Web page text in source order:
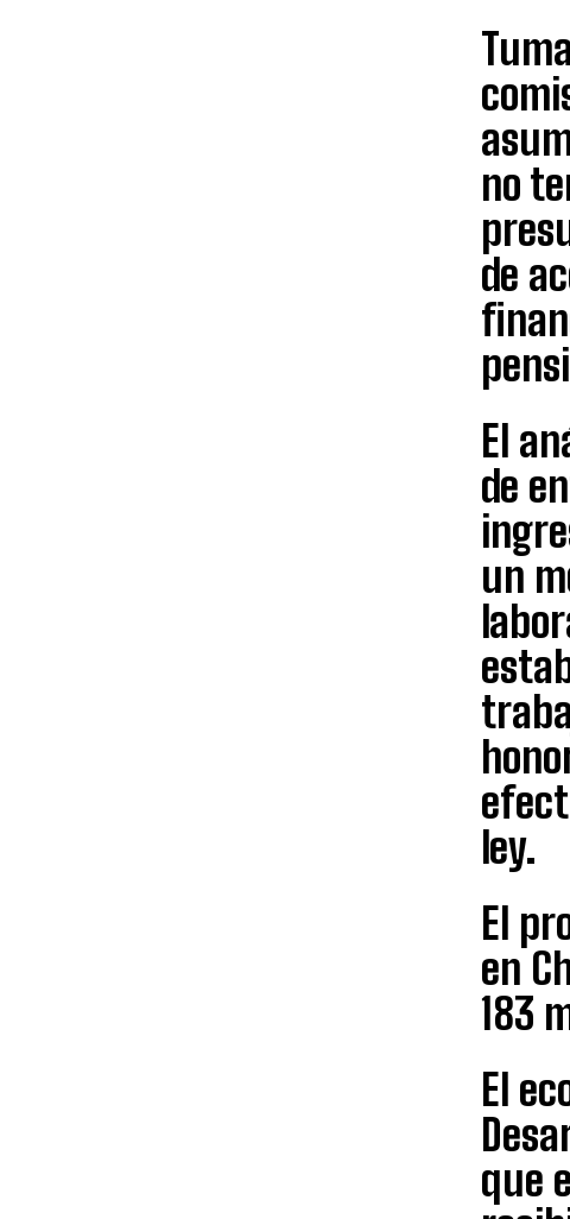
no
de
El
de
un
ley.
El
en
183
El
que